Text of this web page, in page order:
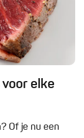
elke
Of je nu een